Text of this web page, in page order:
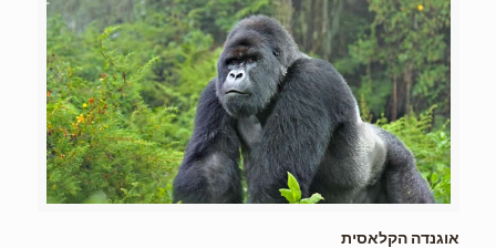
אוגנדה הקלאסית